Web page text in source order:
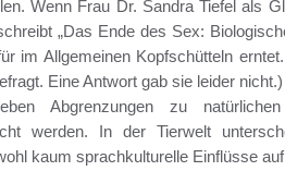
Wenn Frau Dr. Sandra Tiefel als
„Das Ende des Sex:
im Allgemeinen Kopfschütteln
Eine Antwort gab sie leider nicht.)
Abgrenzungen zu
werden. In der Tierwelt
kaum sprachkulturelle Einflüsse